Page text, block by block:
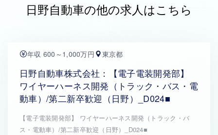
日野自動車の他の求人はこちら
年収 600～1,000万円 東京都
日野自動車株式会社：【電子電装開発部】
ワイヤーハーネス開発（トラック・バス・電
動車）/第二新卒歓迎（日野）_D024■
【電子電装開発部】 ワイヤーハーネス開発（トラック・バ
ス・電動車）/第二新卒歓迎（日野）_D024■